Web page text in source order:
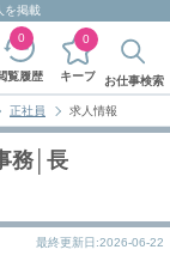
を掲載
覧履歴
0
キープ
0
お仕事検索
正社員 求人情報
務│長
最終更新日:2026-06-22